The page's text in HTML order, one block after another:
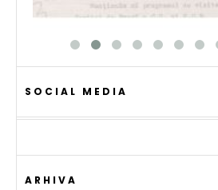
SOCIAL MEDIA
ARHIVA